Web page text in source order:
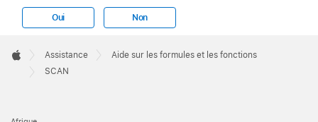
Oui Non
Footer

Apple
Assistance
Aide sur les formules et les fonctions
SCAN